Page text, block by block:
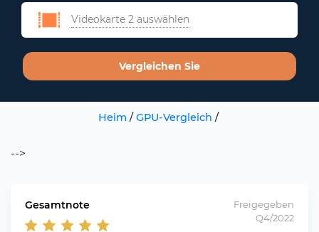
Videokarte 2 auswählen
Vergleichen Sie
Heim / GPU-Vergleich /
-->
Gesamtnote
Freigegeben
Q4/2022